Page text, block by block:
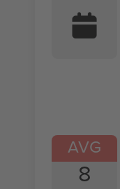
AVG
8